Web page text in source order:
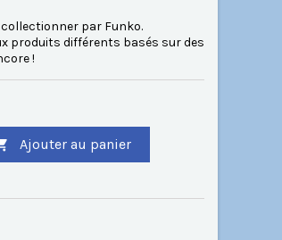
par Funko.
produits différents basés sur des
!
Ajouter au panier